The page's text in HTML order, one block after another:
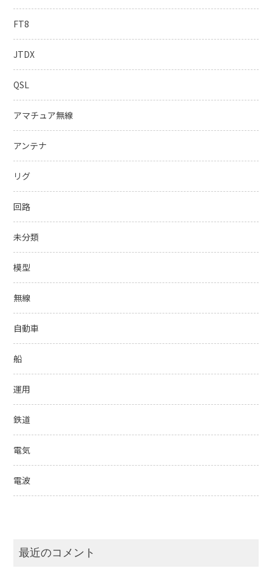
FT8
JTDX
QSL
アマチュア無線
アンテナ
リグ
回路
未分類
模型
無線
自動車
船
運用
鉄道
電気
電波
最近のコメント